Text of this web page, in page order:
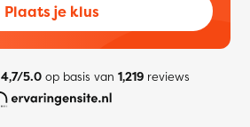
Plaats je klus
4,7/5.0op basis van 1,219reviews